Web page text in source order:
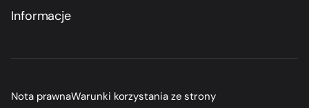
Informacje
Nota prawnaWarunki korzystania ze strony